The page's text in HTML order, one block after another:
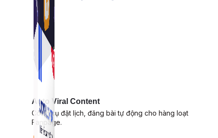
Auto Viral Content
Công cụ đặt lịch, đăng bài tự động cho hàng loạt
Fanpage.